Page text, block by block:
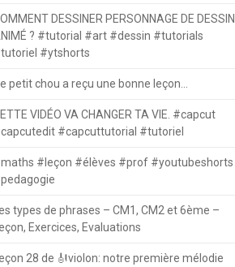
DESSINER PERSONNAGE DE DESSIN
? #tutorial #art #dessin #tutorials
#ytshorts
petit chou a reçu une bonne leçon…
VIDÉO VA CHANGER TA VIE. #capcut
#capcuttutorial #tutoriel
#leçon #élèves #prof #youtubeshorts
types de phrases – CM1, CM2 et 6ème –
Exercices, Evaluations
28 de 🎻violon: notre première mélodie